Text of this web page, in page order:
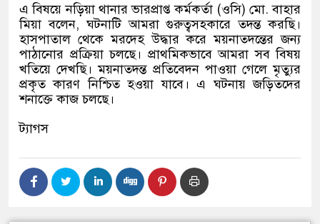
এ বিষয়ে নড়িয়া থানার ভারপ্রাপ্ত কর্মকর্তা (ওসি) মো. বাহার
মিয়া বলেন, ঘটনাটি আমরা গুরুত্বসহকারে তদন্ত করছি।
হাসপাতাল থেকে মরদেহ উদ্ধার করে ময়নাতদন্তের জন্য
পাঠানোর প্রক্রিয়া চলছে। প্রাথমিকভাবে আমরা সব বিষয়
খতিয়ে দেখছি। ময়নাতদন্ত প্রতিবেদন পাওয়া গেলে মৃত্যুর
প্রকৃত কারণ নিশ্চিত হওয়া যাবে। এ ঘটনায় জড়িতদের
শনাক্তে কাজ চলছে।
ট্যাগস